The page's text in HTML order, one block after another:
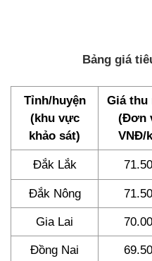
Bảng giá
Tỉnh/huyện
(khu vực
khảo sát)
Giá thu
(Đơn
VNĐ/
Đắk Lắk
Đắk Nông
Gia Lai
Đồng Nai